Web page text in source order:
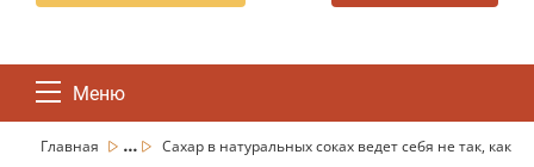
Меню
Главная ...
Сахар в натуральных соках ведет себя не так, как